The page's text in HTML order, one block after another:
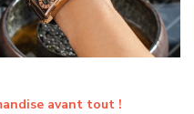
avant tout !